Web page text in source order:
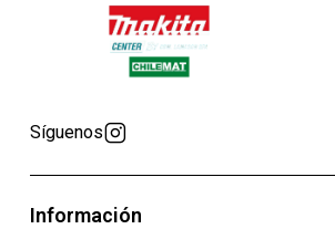
Síguenos
Información